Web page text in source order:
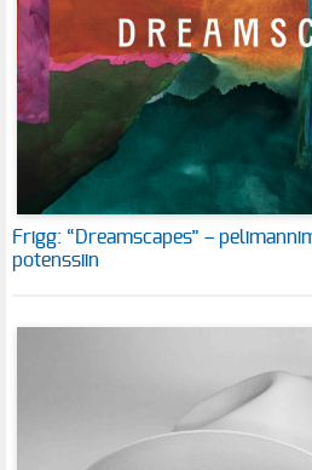
Frigg: “Dreamscapes” –
potenssiin